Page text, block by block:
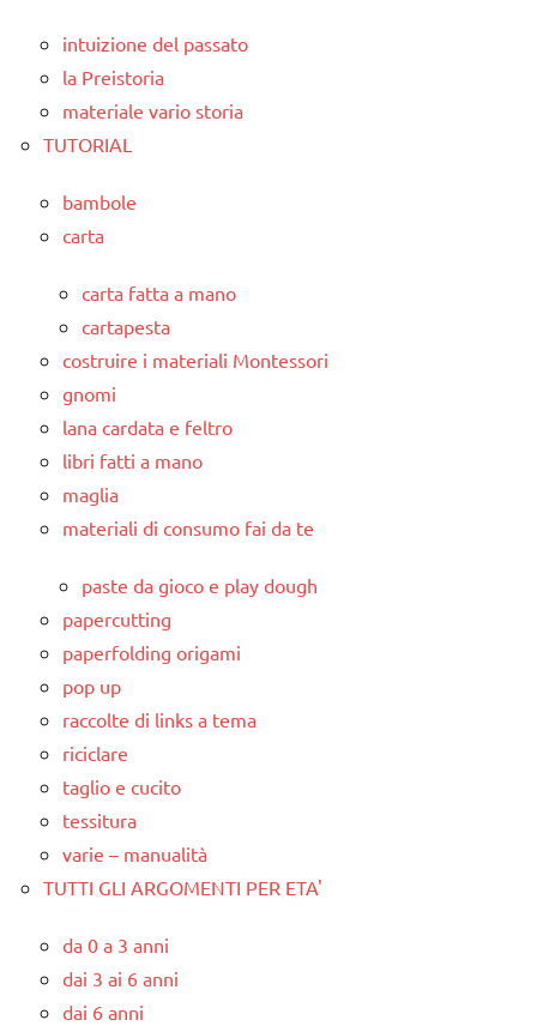
intuizione del passato
la Preistoria
materiale vario storia
TUTORIAL
bambole
carta
carta fatta a mano
cartapesta
costruire i materiali Montessori
gnomi
lana cardata e feltro
libri fatti a mano
maglia
materiali di consumo fai da te
paste da gioco e play dough
papercutting
paperfolding origami
pop up
raccolte di links a tema
riciclare
taglio e cucito
tessitura
varie – manualità
TUTTI GLI ARGOMENTI PER ETA'
da 0 a 3 anni
dai 3 ai 6 anni
dai 6 anni